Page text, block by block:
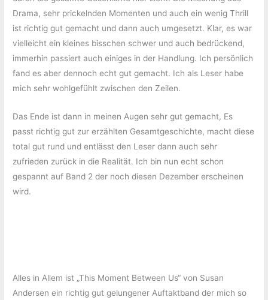
Drama, sehr prickelnden Momenten und auch ein wenig Thrill
ist richtig gut gemacht und dann auch umgesetzt. Klar, es war
vielleicht ein kleines bisschen schwer und auch bedrückend,
immerhin passiert auch einiges in der Handlung. Ich persönlich
fand es aber dennoch echt gut gemacht. Ich als Leser habe
mich sehr wohlgefühlt zwischen den Zeilen.
Das Ende ist dann in meinen Augen sehr gut gemacht, Es
passt richtig gut zur erzählten Gesamtgeschichte, macht diese
total gut rund und entlässt den Leser dann auch sehr
zufrieden zurück in die Realität. Ich bin nun echt schon
gespannt auf Band 2 der noch diesen Dezember erscheinen
wird.
Alles in Allem ist „This Moment Between Us“ von Susan
Andersen ein richtig gut gelungener Auftaktband der mich so